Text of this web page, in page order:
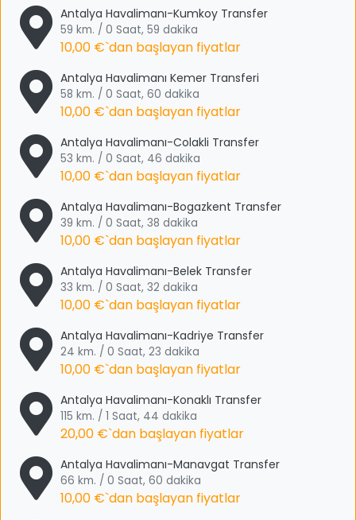
Antalya Havalimanı-Kumkoy Transfer
59 km. / 0 Saat, 59 dakika
10,00 €`dan başlayan fiyatlar
Antalya Havalimanı Kemer Transferi
58 km. / 0 Saat, 60 dakika
10,00 €`dan başlayan fiyatlar
Antalya Havalimanı-Colakli Transfer
53 km. / 0 Saat, 46 dakika
10,00 €`dan başlayan fiyatlar
Antalya Havalimanı-Bogazkent Transfer
39 km. / 0 Saat, 38 dakika
10,00 €`dan başlayan fiyatlar
Antalya Havalimanı-Belek Transfer
33 km. / 0 Saat, 32 dakika
10,00 €`dan başlayan fiyatlar
Antalya Havalimanı-Kadriye Transfer
24 km. / 0 Saat, 23 dakika
10,00 €`dan başlayan fiyatlar
Antalya Havalimanı-Konaklı Transfer
115 km. / 1 Saat, 44 dakika
20,00 €`dan başlayan fiyatlar
Antalya Havalimanı-Manavgat Transfer
66 km. / 0 Saat, 60 dakika
10,00 €`dan başlayan fiyatlar